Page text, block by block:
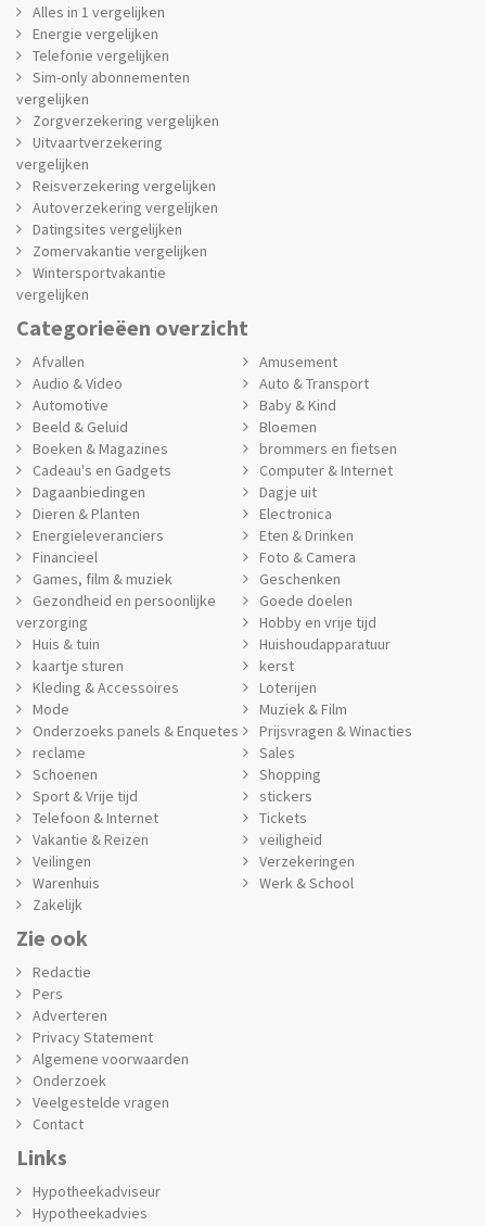
Alles in 1 vergelijken
Energie vergelijken
Telefonie vergelijken
Sim-only abonnementen
vergelijken
Zorgverzekering vergelijken
Uitvaartverzekering
vergelijken
Reisverzekering vergelijken
Autoverzekering vergelijken
Datingsites vergelijken
Zomervakantie vergelijken
Wintersportvakantie
vergelijken
Categorieëen overzicht
Afvallen
Amusement
Audio & Video
Auto & Transport
Automotive
Baby & Kind
Beeld & Geluid
Bloemen
Boeken & Magazines
brommers en fietsen
Cadeau's en Gadgets
Computer & Internet
Dagaanbiedingen
Dagje uit
Dieren & Planten
Electronica
Energieleveranciers
Eten & Drinken
Financieel
Foto & Camera
Games, film & muziek
Geschenken
Gezondheid en persoonlijke
verzorging
Goede doelen
Hobby en vrije tijd
Huis & tuin
Huishoudapparatuur
kaartje sturen
kerst
Kleding & Accessoires
Loterijen
Mode
Muziek & Film
Onderzoeks panels & Enquetes
Prijsvragen & Winacties
reclame
Sales
Schoenen
Shopping
Sport & Vrije tijd
stickers
Telefoon & Internet
Tickets
Vakantie & Reizen
veiligheid
Veilingen
Verzekeringen
Warenhuis
Werk & School
Zakelijk
Zie ook
Redactie
Pers
Adverteren
Privacy Statement
Algemene voorwaarden
Onderzoek
Veelgestelde vragen
Contact
Links
Hypotheekadviseur
Hypotheekadvies